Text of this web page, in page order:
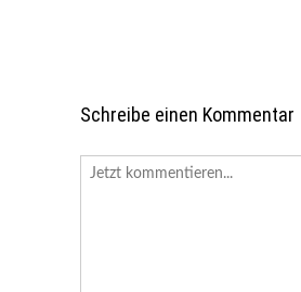
Schreibe einen Kommentar